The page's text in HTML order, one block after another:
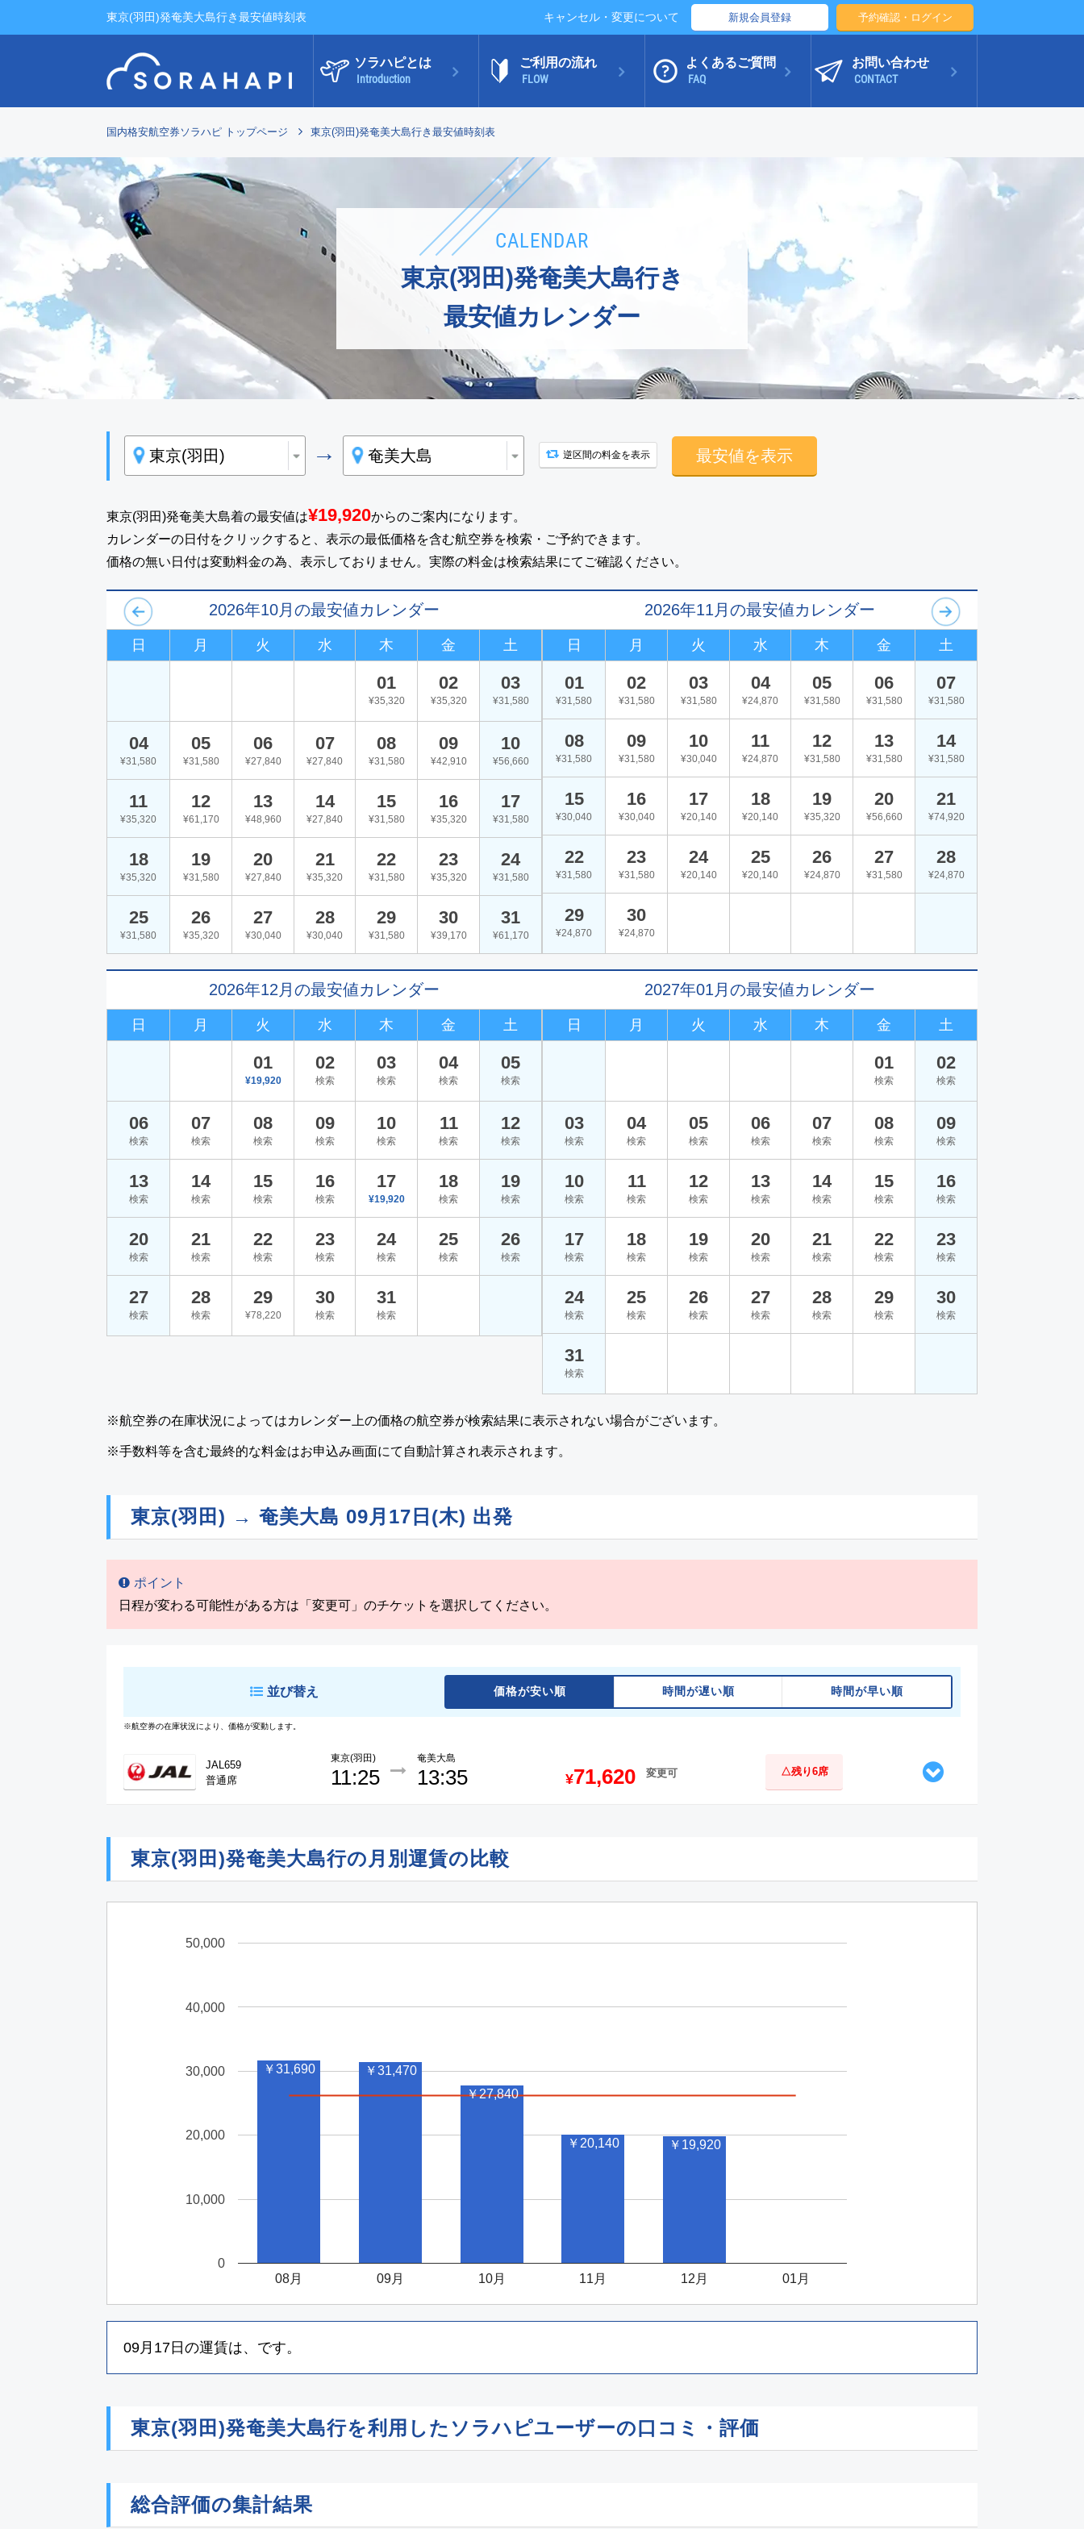
東京(羽田)発奄美大島行き最安値時刻表 キャンセル・変更について 新規会員登録 予約確認・ログイン
ソラハピとは
Introduction
ご利用の流れ
FLOW
よくあるご質問
FAQ
お問い合わせ
CONTACT
国内格安航空券ソラハピ トップページ 東京(羽田)発奄美大島行き最安値時刻表
CALENDAR
東京(羽田)発奄美大島行き
最安値カレンダー
→ 逆区間の料金を表示 最安値を表示
東京(羽田)発奄美大島着の最安値は¥19,920からのご案内になります。
カレンダーの日付をクリックすると、表示の最低価格を含む航空券を検索・ご予約できます。
価格の無い日付は変動料金の為、表示しておりません。実際の料金は検索結果にてご確認ください。
2026年10月の最安値カレンダー
日 月 火 水 木 金 土
01
¥35,320
02
¥35,320
03
¥31,580
04
¥31,580
05
¥31,580
06
¥27,840
07
¥27,840
08
¥31,580
09
¥42,910
10
¥56,660
11
¥35,320
12
¥61,170
13
¥48,960
14
¥27,840
15
¥31,580
16
¥35,320
17
¥31,580
18
¥35,320
19
¥31,580
20
¥27,840
21
¥35,320
22
¥31,580
23
¥35,320
24
¥31,580
25
¥31,580
26
¥35,320
27
¥30,040
28
¥30,040
29
¥31,580
30
¥39,170
31
¥61,170
2026年11月の最安値カレンダー
日 月 火 水 木 金 土
01
¥31,580
02
¥31,580
03
¥31,580
04
¥24,870
05
¥31,580
06
¥31,580
07
¥31,580
08
¥31,580
09
¥31,580
10
¥30,040
11
¥24,870
12
¥31,580
13
¥31,580
14
¥31,580
15
¥30,040
16
¥30,040
17
¥20,140
18
¥20,140
19
¥35,320
20
¥56,660
21
¥74,920
22
¥31,580
23
¥31,580
24
¥20,140
25
¥20,140
26
¥24,870
27
¥31,580
28
¥24,870
29
¥24,870
30
¥24,870
2026年12月の最安値カレンダー
日 月 火 水 木 金 土
01
¥19,920
02
検索
03
検索
04
検索
05
検索
06
検索
07
検索
08
検索
09
検索
10
検索
11
検索
12
検索
13
検索
14
検索
15
検索
16
検索
17
¥19,920
18
検索
19
検索
20
検索
21
検索
22
検索
23
検索
24
検索
25
検索
26
検索
27
検索
28
検索
29
¥78,220
30
検索
31
検索
2027年01月の最安値カレンダー
日 月 火 水 木 金 土
01
検索
02
検索
03
検索
04
検索
05
検索
06
検索
07
検索
08
検索
09
検索
10
検索
11
検索
12
検索
13
検索
14
検索
15
検索
16
検索
17
検索
18
検索
19
検索
20
検索
21
検索
22
検索
23
検索
24
検索
25
検索
26
検索
27
検索
28
検索
29
検索
30
検索
31
検索
※航空券の在庫状況によってはカレンダー上の価格の航空券が検索結果に表示されない場合がございます。
※手数料等を含む最終的な料金はお申込み画面にて自動計算され表示されます。
東京(羽田) → 奄美大島 09月17日(木) 出発
ポイント
日程が変わる可能性がある方は「変更可」のチケットを選択してください。
並び替え 価格が安い順 時間が遅い順 時間が早い順
※航空券の在庫状況により、価格が変動します。
JAL659
普通席
東京(羽田)
11:25
奄美大島
13:35 ¥71,620 変更可 △残り6席
東京(羽田)発奄美大島行の月別運賃の比較
08月 09月 10月 11月 12月 01月
0
10,000
20,000
30,000
40,000
50,000
￥31,690
￥31,470
￥27,840
￥20,140 ￥19,920
09月17日 の運賃は、 です。
東京(羽田)発奄美大島行を利用したソラハピユーザーの口コミ・評価
総合評価の集計結果